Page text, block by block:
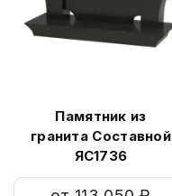
Памятник из
гранита Составной
ЯС1736